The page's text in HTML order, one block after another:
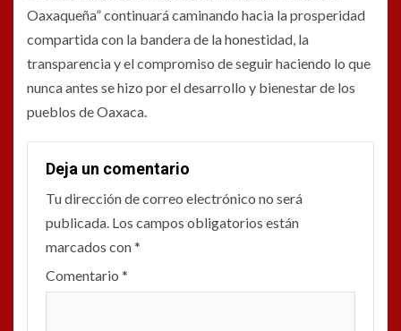
Oaxaqueña” continuará caminando hacia la prosperidad
compartida con la bandera de la honestidad, la
transparencia y el compromiso de seguir haciendo lo que
nunca antes se hizo por el desarrollo y bienestar de los
pueblos de Oaxaca.
Deja un comentario
Tu dirección de correo electrónico no será
publicada. Los campos obligatorios están
marcados con*
Comentario *